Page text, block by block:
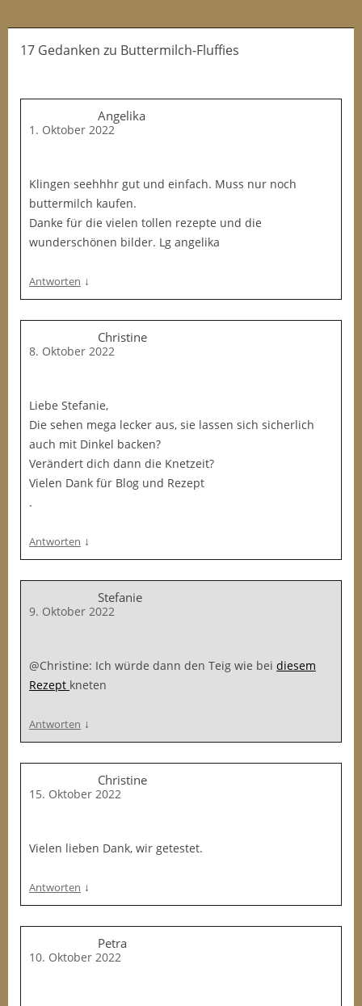
17 Gedanken zu Buttermilch-Fluffies
Angelika
1. Oktober 2022
Klingen seehhhr gut und einfach. Muss nur noch
buttermilch kaufen.
Danke für die vielen tollen rezepte und die
wunderschönen bilder. Lg angelika
Antworten ↓
Christine
8. Oktober 2022
Liebe Stefanie,
Die sehen mega lecker aus, sie lassen sich sicherlich
auch mit Dinkel backen?
Verändert dich dann die Knetzeit?
Vielen Dank für Blog und Rezept
.
Antworten ↓
Stefanie
9. Oktober 2022
@Christine: Ich würde dann den Teig wie bei diesem
Rezept kneten
Antworten ↓
Christine
15. Oktober 2022
Vielen lieben Dank, wir getestet.
Antworten ↓
Petra
10. Oktober 2022